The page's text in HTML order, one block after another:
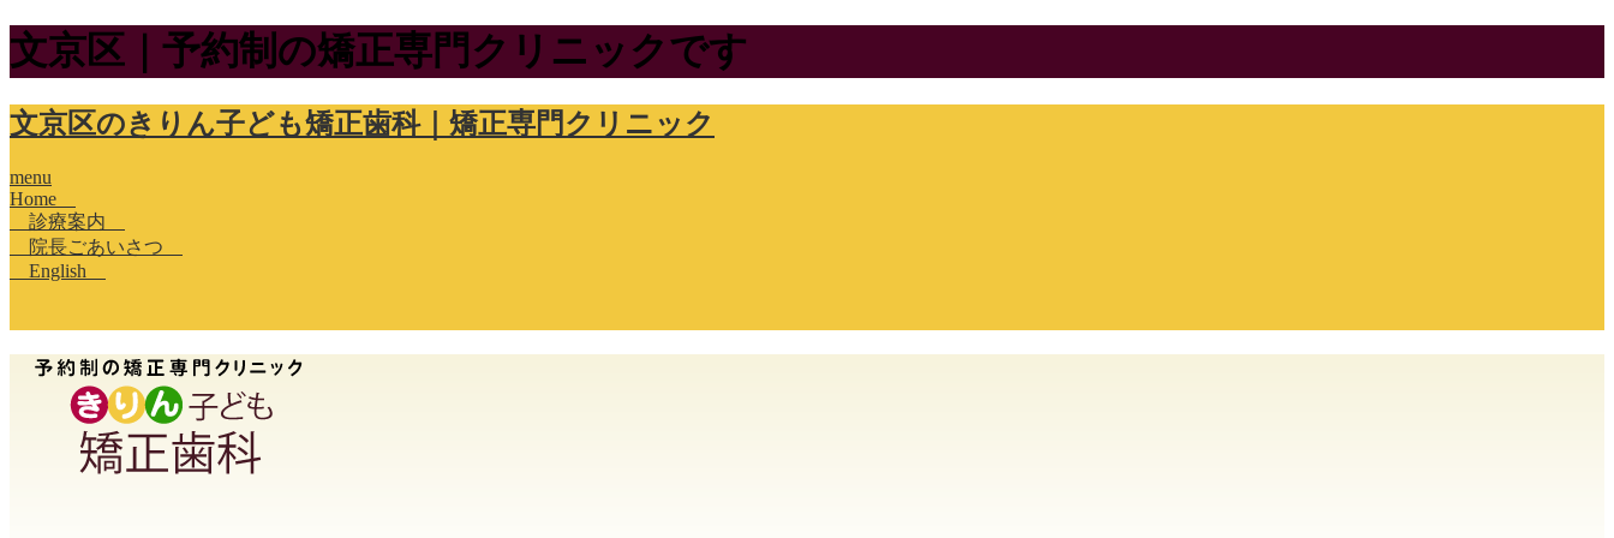
文京区｜予約制の矯正専門クリニックです
文京区のきりん子ども矯正歯科｜矯正専門クリニック
menu
Home
診療案内
院長ごあいさつ
English